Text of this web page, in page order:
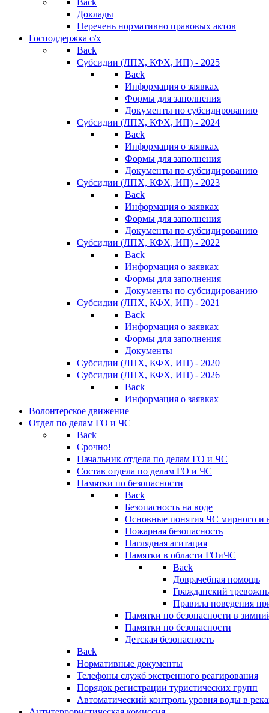
Back
Доклады
Перечень нормативно правовых актов
Господдержка с/х
Back
Субсидии (ЛПХ, КФХ, ИП) - 2025
Back
Информация о заявках
Формы для заполнения
Документы по субсидированию
Субсидии (ЛПХ, КФХ, ИП) - 2024
Back
Информация о заявках
Формы для заполнения
Документы по субсидированию
Субсидии (ЛПХ, КФХ, ИП) - 2023
Back
Информация о заявках
Формы для заполнения
Документы по субсидированию
Субсидии (ЛПХ, КФХ, ИП) - 2022
Back
Информация о заявках
Формы для заполнения
Документы по субсидированию
Субсидии (ЛПХ, КФХ, ИП) - 2021
Back
Информация о заявках
Формы для заполнения
Документы
Субсидии (ЛПХ, КФХ, ИП) - 2020
Субсидии (ЛПХ, КФХ, ИП) - 2026
Back
Информация о заявках
Волонтерское движение
Отдел по делам ГО и ЧС
Back
Срочно!
Начальник отдела по делам ГО и ЧС
Состав отдела по делам ГО и ЧС
Памятки по безопасности
Back
Безопасность на воде
Основные понятия ЧС мирного и
Пожарная безопасность
Наглядная агитация
Памятки в области ГОиЧС
Back
Доврачебная помощь
Гражданский
Правила поведения
Памятки по безопасности в
Памятки по безопасности
Детская безопасность
Back
Нормативные документы
Телефоны служб экстренного реагирования
Порядок регистрации туристических групп
Автоматический контроль уровня воды в